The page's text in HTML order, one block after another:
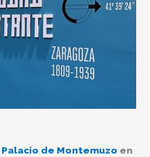
Palacio de Montemuzo en